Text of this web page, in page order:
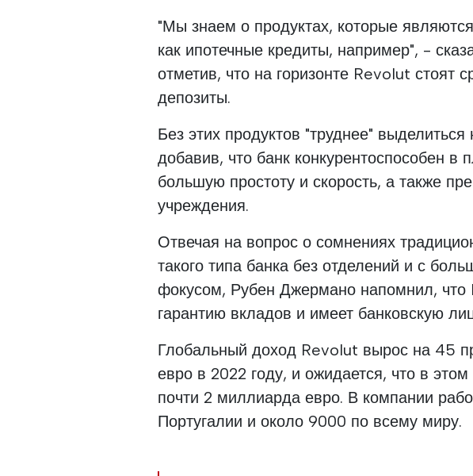
"Мы знаем о продуктах, которые
как ипотечные кредиты, например", -
отметив, что на горизонте Revolut стоят
депозиты.
Без этих продуктов "труднее"
добавив, что банк конкурентоспособен в
большую простоту и скорость, а также
учреждения.
Отвечая на вопрос о сомнениях
такого типа банка без отделений и с
фокусом, Рубен Джермано напомнил, что
гарантию вкладов и имеет банковскую
Глобальный доход Revolut вырос на 45
евро в 2022 году, и ожидается, что в
почти 2 миллиарда евро. В компании
Португалии и около 9000 по всему миру.